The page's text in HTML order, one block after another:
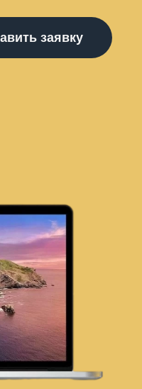
заявку